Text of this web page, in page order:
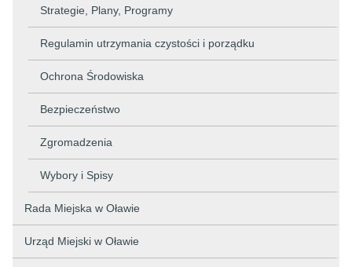
Strategie, Plany, Programy
Regulamin utrzymania czystości i porządku
Ochrona Środowiska
Bezpieczeństwo
Zgromadzenia
Wybory i Spisy
Rada Miejska w Oławie
Urząd Miejski w Oławie